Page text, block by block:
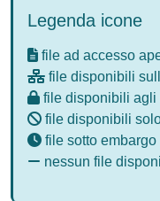
Legenda icone
file ad accesso
file disponibili
file disponibili agli
file disponibili
file sotto embargo
nessun file